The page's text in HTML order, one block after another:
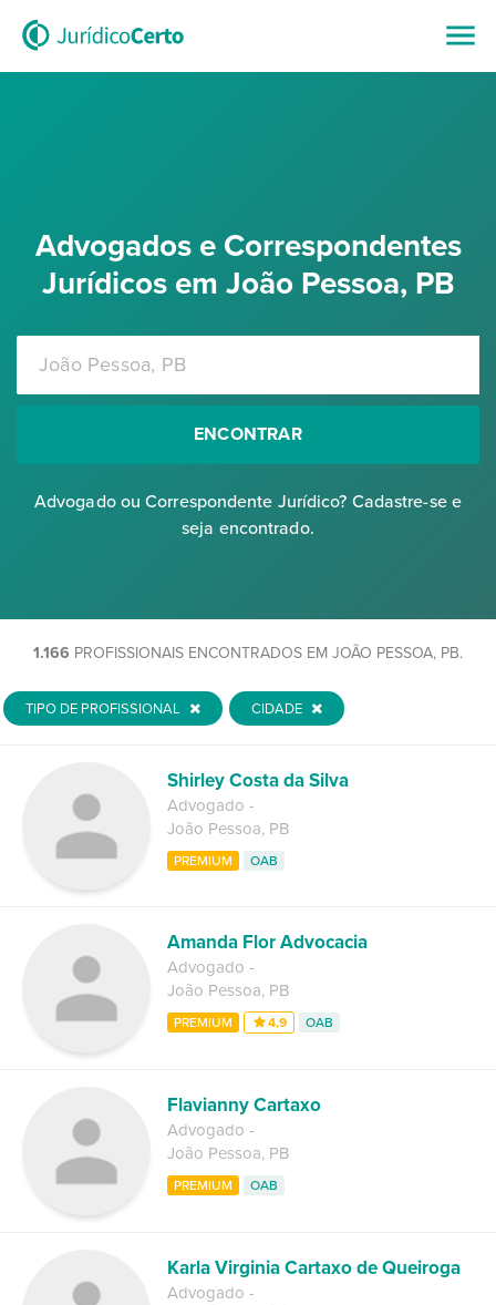
Advogados e Correspondentes
Jurídicos em João Pessoa, PB
ENCONTRAR
Advogado ou Correspondente Jurídico? Cadastre-se e
seja encontrado.
1.166 PROFISSIONAIS ENCONTRADOS EM JOÃO PESSOA, PB.
TIPO DE PROFISSIONAL CIDADE
Shirley Costa da Silva
Advogado -
João Pessoa, PB
PREMIUM OAB
Amanda Flor Advocacia
Advogado -
João Pessoa, PB
PREMIUM 4,9 OAB
Flavianny Cartaxo
Advogado -
João Pessoa, PB
PREMIUM OAB
Karla Virginia Cartaxo de Queiroga
Advogado -